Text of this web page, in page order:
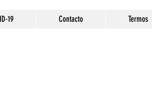
19 Contacto Termos